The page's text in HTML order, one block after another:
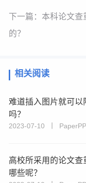
下一篇： 本科论文查
的？
相关阅读
难道插入图片就可以
吗？
2023-07-10 丨 PaperPP
高校所采用的论文查
哪些呢？